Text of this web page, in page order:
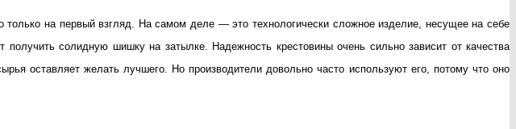
только на первый взгляд. На самом деле — это технологически сложное изделие, несущее на себе
солидную шишку на затылке. Надежность крестовины очень сильно зависит от качества
оставляет желать лучшего. Но производители довольно часто используют его, потому что оно